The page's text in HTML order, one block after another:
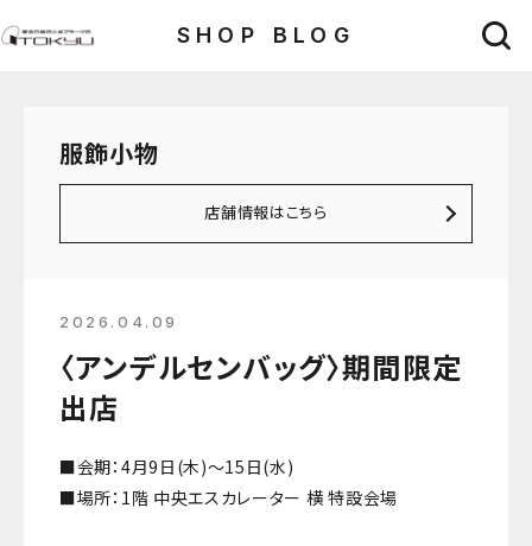
SHOP BLOG
服飾小物
店舗情報はこちら
2026.04.09
〈アンデルセンバッグ〉期間限定
出店
■会期：4月9日(木)～15日(水)
■場所：1階 中央エスカレーター 横 特設会場